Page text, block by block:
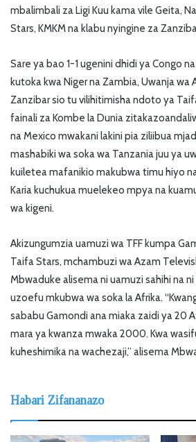
mbalimbali za Ligi Kuu kama vile Geita,
Stars, KMKM na klabu nyingine za
Sare ya bao 1-1 ugenini dhidi ya Congo
kutoka kwa Niger na Zambia, Uwanja wa
Zanzibar sio tu vilihitimisha ndoto ya
fainali za Kombe la Dunia
na Mexico mwakani lakini pia ziliibua
mashabiki wa soka wa Tanzania juu ya
kuiletea mafanikio makubwa timu hiyo
Karia kuchukua muelekeo mpya na
wa kigeni.
Akizungumzia uamuzi wa TFF kumpa
Taifa Stars, mchambuzi wa Azam
Mbwaduke alisema ni uamuzi sahihi na
uzoefu mkubwa wa soka la Afrika.
sababu Gamondi ana miaka zaidi ya 20
mara ya kwanza mwaka 2000. Kwa
kuheshimika na wachezaji,” alisema
Habari Zifananazo